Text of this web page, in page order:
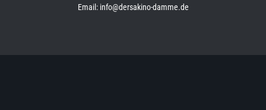
Email: info@dersakino-damme.de